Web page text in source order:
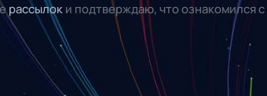
рассылок и подтверждаю, что ознакомился с